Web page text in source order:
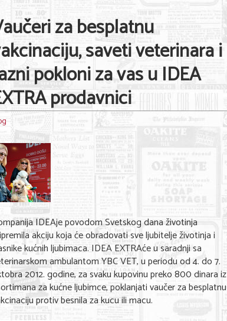
za besplatnu
saveti veterinara i
pokloni za vas u IDEA
prodavnici
IDEAje povodom Svetskog dana životinja
akciju koja će obradovati sve ljubitelje životinja i
kućnih ljubimaca. IDEA EXTRAće u saradnji sa
ambulantom YBC VET, u periodu od 4. do 7.
2012. godine, za svaku kupovinu preko 800 dinara iz
za kućne ljubimce, poklanjati vaučer za besplatnu
protiv besnila za kucu ili macu.